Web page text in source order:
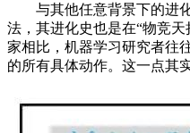
与其他任意背景下的进化
法，其进化史也是在“物竞
家相比，机器学习研究者往
的所有具体动作。这一点其